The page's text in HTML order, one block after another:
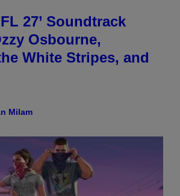
27’ Soundtrack
Osbourne,
White Stripes, and
Milam